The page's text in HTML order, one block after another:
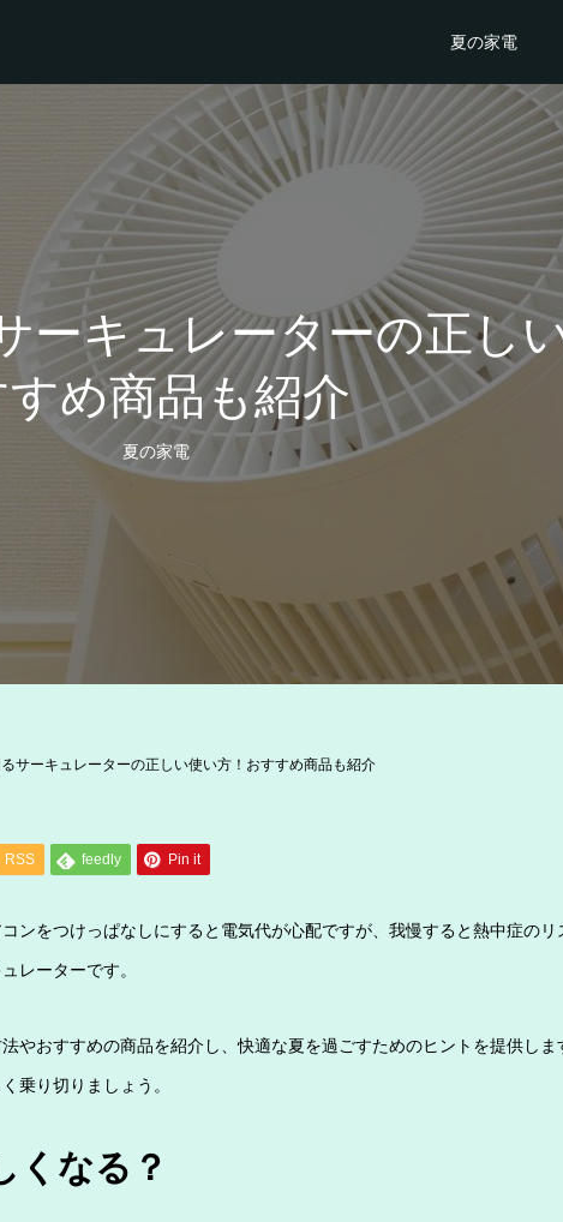
夏の家電
ーキュレーターの正し
すめ商品も紹介
夏の家電
サーキュレーターの正しい使い方！おすすめ商品も紹介
RSS feedly Pin it
ンをつけっぱなしにすると電気代が心配ですが、我慢すると熱中症のリ
レーターです。
やおすすめの商品を紹介し、快適な夏を過ごすためのヒントを提供しま
乗り切りましょう。
くなる？